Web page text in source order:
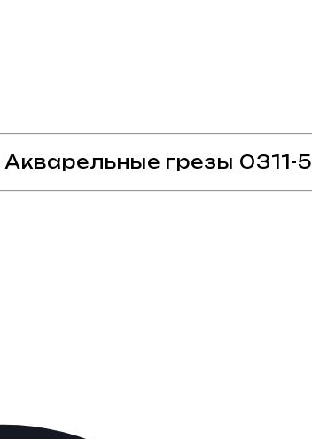
грезы 0311-5